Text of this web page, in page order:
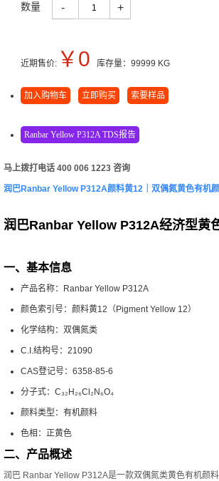
数量 - +
近期售价: ￥0 库存量： 99999 KG
加入购物车 立即购买 索要样品
Ranbar Yellow P312A TDS报告
马上拨打电话 400 006 1223 咨询
润巴Ranbar Yellow P312A颜料黄12｜双偶氮黄色有机
润巴Ranbar Yellow P312A经济型黄
一、基本信息
产品名称：Ranbar Yellow P312A
颜色索引号：颜料黄12（Pigment Yellow 12）
化学结构：双偶氮类
C.I.结构号：21090
CAS登记号：6358-85-6
分子式：C₃₂H₂₆Cl₂N₆O₄
颜料类型：有机颜料
色相：正黄色
二、产品概述
润巴 Ranbar Yellow P312A是一款双偶氮类黄色有机颜